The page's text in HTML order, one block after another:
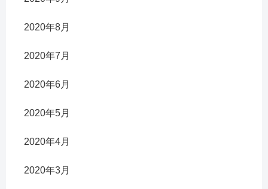
2020年8月
2020年7月
2020年6月
2020年5月
2020年4月
2020年3月